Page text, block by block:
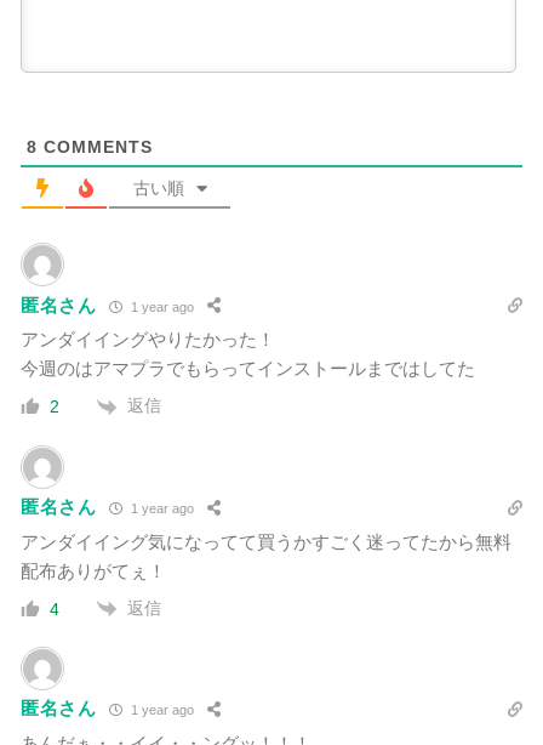
8 COMMENTS
古い順
匿名さん 1 year ago
アンダイイングやりたかった！
今週のはアマプラでもらってインストールまではしてた
2 返信
匿名さん 1 year ago
アンダイイング気になってて買うかすごく迷ってたから無料
配布ありがてぇ！
4 返信
匿名さん 1 year ago